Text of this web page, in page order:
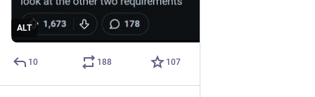
ALT
10 188 107